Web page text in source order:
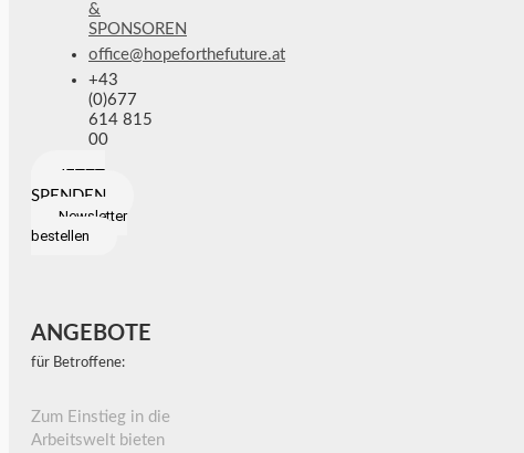
&
SPONSOREN
office@hopeforthefuture.at
+43
(0)677
614 815
00
SPENDEN
Newsletter
bestellen
ANGEBOTE
für Betroffene:
Zum Einstieg in die
Arbeitswelt bieten